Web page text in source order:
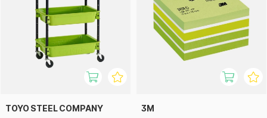
TOYO STEEL COMPANY 3M